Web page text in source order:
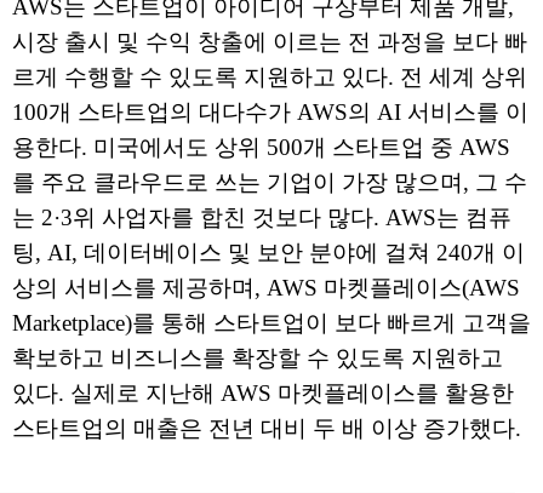
AWS는 스타트업이 아이디어 구상부터 제품 개발,
시장 출시 및 수익 창출에 이르는 전 과정을 보다 빠
르게 수행할 수 있도록 지원하고 있다. 전 세계 상위
100개 스타트업의 대다수가 AWS의 AI 서비스를 이
용한다. 미국에서도 상위 500개 스타트업 중 AWS
를 주요 클라우드로 쓰는 기업이 가장 많으며, 그 수
는 2·3위 사업자를 합친 것보다 많다. AWS는 컴퓨
팅, AI, 데이터베이스 및 보안 분야에 걸쳐 240개 이
상의 서비스를 제공하며, AWS 마켓플레이스(AWS
Marketplace)를 통해 스타트업이 보다 빠르게 고객을
확보하고 비즈니스를 확장할 수 있도록 지원하고
있다. 실제로 지난해 AWS 마켓플레이스를 활용한
스타트업의 매출은 전년 대비 두 배 이상 증가했다.